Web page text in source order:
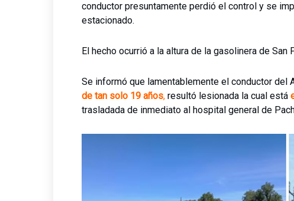
conductor presuntamente perdió el control y se
estacionado.
El hecho ocurrió a la altura de la gasolinera de
Se informó que lamentablemente el conductor del
de tan solo 19 años, resultó lesionada la cual está
trasladada de inmediato al hospital general de